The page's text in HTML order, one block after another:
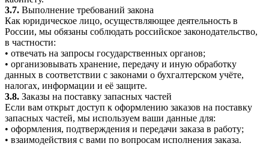
3.7. Выполнение требований закона
Как юридическое лицо, осуществляющее деятельность в
России, мы обязаны соблюдать российское законодательство,
в частности:
• отвечать на запросы государственных органов;
• организовывать хранение, передачу и иную обработку
данных в соответствии с законами о бухгалтерском учёте,
налогах, информации и её защите.
3.8. Заказы на поставку запасных частей
Если вам открыт доступ к оформлению заказов на поставку
запасных частей, мы используем ваши данные для:
• оформления, подтверждения и передачи заказа в работу;
• взаимодействия с вами по вопросам исполнения заказа.